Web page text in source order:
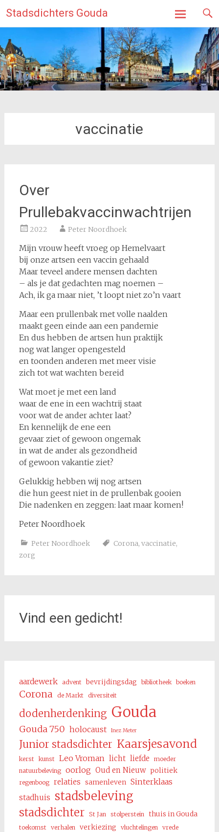
naar
de
inhoud
Stadsdichters Gouda
vaccinatie
Over
Prullebakvaccinwachtrijen
2022 Peter Noordhoek
Mijn vrouw heeft vroeg op Hemelvaart
bij onze artsen een vaccin gehaald
Maar teveel andere mensen dachten
– als je dat gedachten mag noemen –
Ach, ik ga maar niet, ’t loopt niet zo’n vaart
Maar een prullenbak met volle naalden
maakt geen einde aan een pandemie
En dus hebben de artsen hun praktijk
nog wat langer opengesteld
en toonden anderen met meer visie
zich tot wat wachten bereid
Wat moet je met een land
waar de ene in een wachtrij staat
voor wat de ander achter laat?
En kennelijk de ene een
gevaar ziet of gewoon ongemak
in wat de ander als gezondheid
of gewoon vakantie ziet?
Gelukkig hebben wij nog artsen
die hun geest niet in de prullenbak gooien
Die nadenken en zeggen: laat maar komen!
Peter Noordhoek
Peter Noordhoek Corona, vaccinatie,
zorg
Vind een gedicht!
aardewerk advent bevrijdingsdag bibliotheek boeken
Corona de Markt diversiteit
dodenherdenking Gouda
Gouda 750 holocaust Inez Meter
Junior stadsdichter Kaarsjesavond
kerst kunst Leo Vroman licht liefde
moeder
natuurbeleving
oorlog Oud en Nieuw politiek
regenboog relaties samenleven Sinterklaas
stadhuis stadsbeleving
stadsdichter St Jan stolperstein thuis in Gouda
toekomst verhalen verkiezing vluchtelingen
vrede